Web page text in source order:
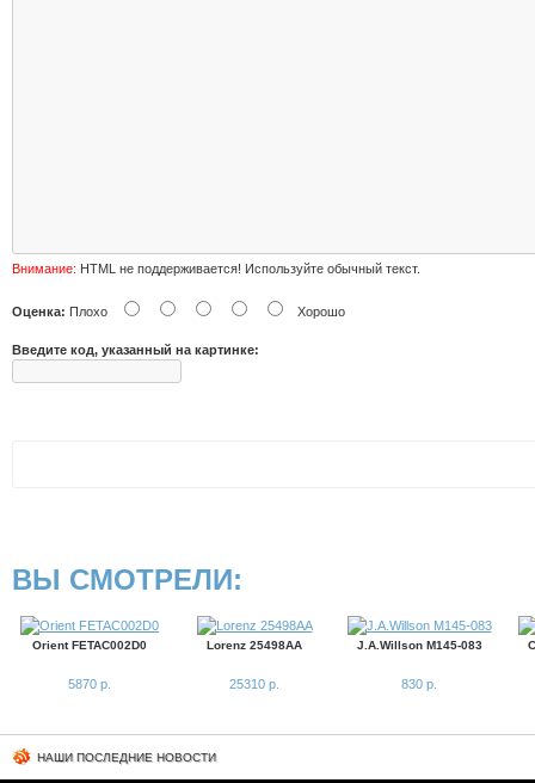
Внимание: HTML не поддерживается! Используйте обычный текст.
Оценка: Плохо Хорошо
Введите код, указанный на картинке:
ВЫ СМОТРЕЛИ:
Orient FETAC002D0
5870 р.
Lorenz 25498AA
25310 р.
J.A.Willson M145-083
830 р.
НАШИ ПОСЛЕДНИЕ НОВОСТИ